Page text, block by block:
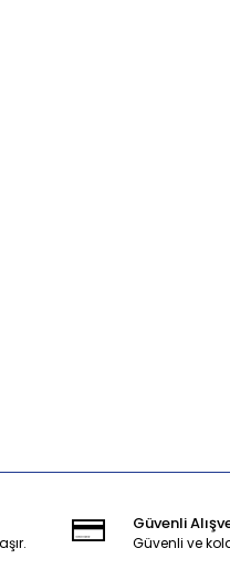
Güvenli
Güvenli ve